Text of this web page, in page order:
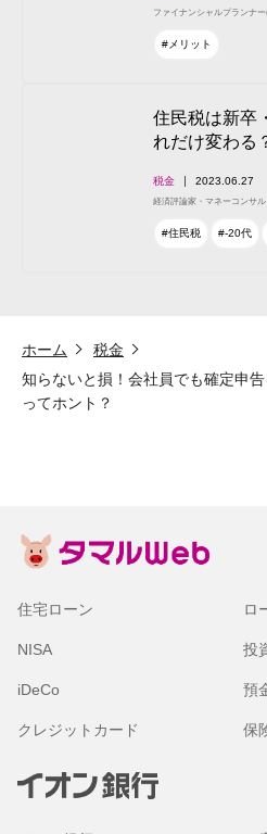
ファイナンシャルプランナー
#メリット
住民税は新卒
れだけ変わる
税金 2023.06.27
経済評論家・マネーコンサル
#住民税 #-20代
ホーム
税金
知らないと損！会社員でも確定申
ってホント？
住宅ローン ロ
NISA 投
iDeCo 預
クレジットカード 保